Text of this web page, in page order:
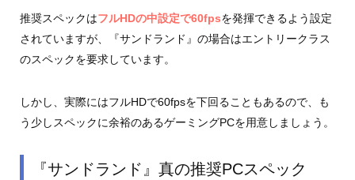
推奨スペックはフルHDの中設定で60fpsを発揮できるよう設定
されていますが、『サンドランド』の場合はエントリークラス
のスペックを要求しています。
しかし、実際にはフルHDで60fpsを下回ることもあるので、も
う少しスペックに余裕のあるゲーミングPCを用意しましょう。
『サンドランド』真の推奨PCスペック